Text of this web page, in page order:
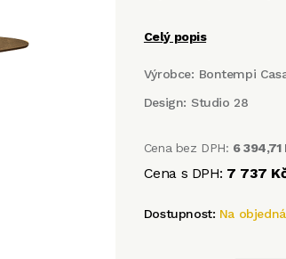
Celý popis
Výrobce: Bontempi
Design: Studio 28
Cena bez DPH: 6 394,71
Cena s DPH: 7 737
Dostupnost: Na